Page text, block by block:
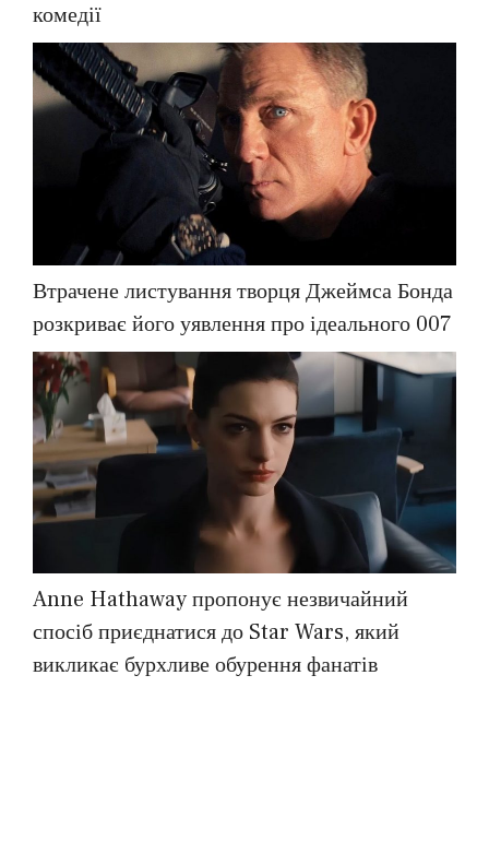
комедії
Втрачене листування творця Джеймса Бонда
розкриває його уявлення про ідеального 007
Anne Hathaway пропонує незвичайний
спосіб приєднатися до Star Wars, який
викликає бурхливе обурення фанатів